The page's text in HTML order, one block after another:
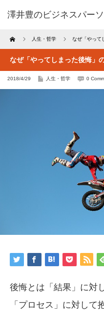
澤井豊のビジネスパー
Home 人生・哲学 なぜ「やって
なぜ「やってしまった後悔」
2018/4/29 人生・哲学 0
後悔とは「結果」に対
「プロセス」に対して